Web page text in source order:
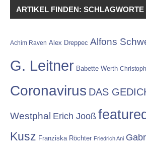
ARTIKEL FINDEN: SCHLAGWORTE
Achim Raven Alex Dreppec Alfons
G. Leitner Babette Werth
Coronavirus DAS
Westphal Erich Jooß featured
Kusz Franziska Röchter Friedrich Ani